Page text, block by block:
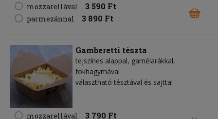
mozzarellával 3 590 Ft
parmezánnal 3 890 Ft
Gamberetti tészta
tejszínes alappal, garnélarákkal,
fokhagymával
választható tésztával és sajttal
mozzarellával 3 790 Ft